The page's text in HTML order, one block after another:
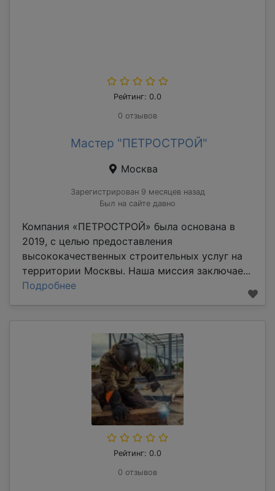
Рейтинг: 0.0
0 отзывов
Мастер "ПЕТРОСТРОЙ"
Москва
Зарегистрирован 9 месяцев назад
Был на сайте давно
Компания «ПЕТРОСТРОЙ» была основана в
2019, с целью предоставления
высококачественных строительных услуг на
территории Москвы. Наша миссия заключае...
Подробнее
Рейтинг: 0.0
0 отзывов